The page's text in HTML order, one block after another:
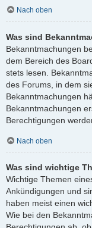
Nach oben
Was sind
Bekanntmachungen
dem Bereich des
stets lesen.
des Forums, in dem
Bekanntmachungen
Bekanntmachungen
Berechtigungen
Nach oben
Was sind wichtige
Wichtige Themen
Ankündigungen und
haben meist einen
Wie bei den